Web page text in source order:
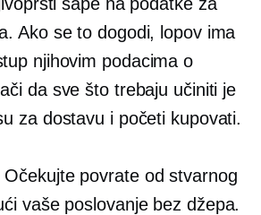
Ako se to dogodi, lopov ima
njihovim podacima o
da sve što trebaju učiniti je
za dostavu i početi kupovati.
povrate od stvarnog
vaše poslovanje bez džepa.